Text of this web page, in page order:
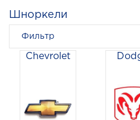
Фильтр
Шноркели
Chevrolet